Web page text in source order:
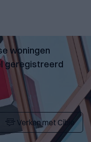
woningen
geregistreerd
Verken met Cibie